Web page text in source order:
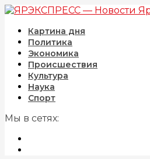
Картина дня
Политика
Экономика
Происшествия
Культура
Наука
Спорт
Мы в сетях: